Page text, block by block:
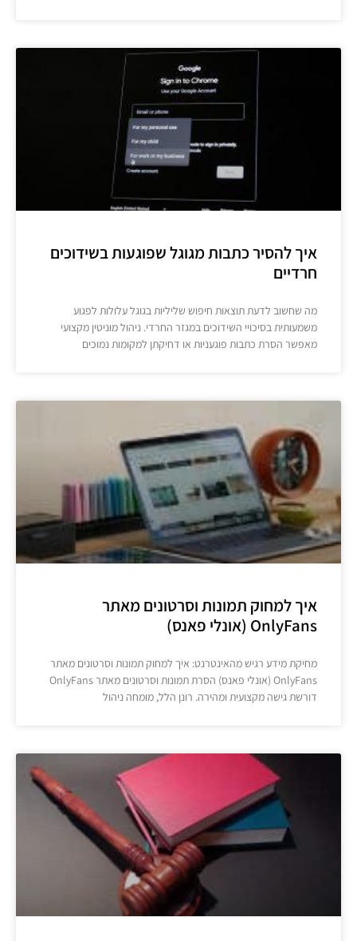
איך להסיר כתבות מגוגל שפוגעות בשידוכים
חרדיים
מה שחשוב לדעת תוצאות חיפוש שליליות בגוגל עלולות לפגוע
משמעותית בסיכויי השידוכים במגזר החרדי. ניהול מוניטין מקצועי
מאפשר הסרת כתבות פוגעניות או דחיקתן למקומות נמוכים
איך למחוק תמונות וסרטונים מאתר
OnlyFans (אונלי פאנס)
מחיקת מידע רגיש מהאינטרנט: איך למחוק תמונות וסרטונים מאתר
OnlyFans (אונלי פאנס) הסרת תמונות וסרטונים מאתר OnlyFans
דורשת גישה מקצועית ומהירה. רונן הלל, מומחה ניהול